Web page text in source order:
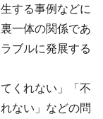
する事例などに
一体の関係であ
ブルに発展する
くれない」「不
ない」などの問